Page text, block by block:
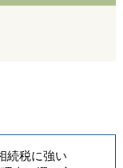
続税に強い